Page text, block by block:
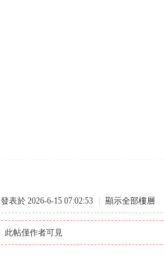
發表於 2026-6-15 07:02:53 顯示全部樓層
此帖僅作者可見